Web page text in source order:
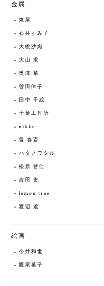
金属
東屋
石井すみ子
大桃沙織
大山 求
奥澤 華
曽田伸子
田中 千絵
千葉工作所
nikke
畠 春斎
ハタノワタル
松原 智仁
吉田 史
lemon tree
渡辺 遼
絵画
今井和世
鷹尾葉子